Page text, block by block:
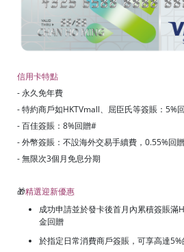
信用卡特點
- 永久免年費
- 特約商戶如HKTVmall、屈臣氏等簽賬：5%
- 百佳簽賬：8%回贈#
- 外幣簽賬：不設海外交易手續費，0.55%回贈
- 無限次3個月免息分期
🎁精選迎新優惠
成功申請並於發卡後首月內累積簽賬滿
金回贈
於指定日常消費商戶簽賬，可享高達